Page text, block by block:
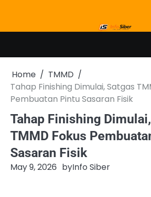
content
Home
TMMD
Tahap Finishing Dimulai, Satgas
Pembuatan Pintu Sasaran Fisik
Tahap Finishing
TMMD Fokus
Sasaran Fisik
May 9, 2026 byInfo Siber